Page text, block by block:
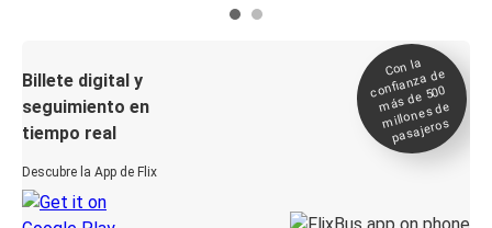
Billete digital y
seguimiento en
tiempo real
Descubre la App de Flix
Con la
confianza de
más de 500
millones de
pasajeros